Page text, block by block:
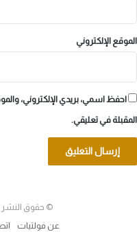
الموقع الإلكتروني
احفظ اسمي، بريدي الإلكتروني،
المقبلة في تعليقي.
© حقوق النشر
عن فولتيات